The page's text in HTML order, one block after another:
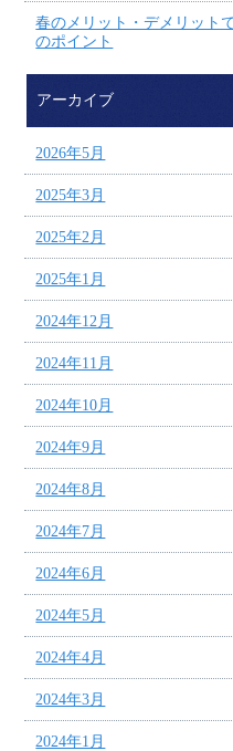
春のメリット・デメリット
のポイント
アーカイブ
2026年5月
2025年3月
2025年2月
2025年1月
2024年12月
2024年11月
2024年10月
2024年9月
2024年8月
2024年7月
2024年6月
2024年5月
2024年4月
2024年3月
2024年1月